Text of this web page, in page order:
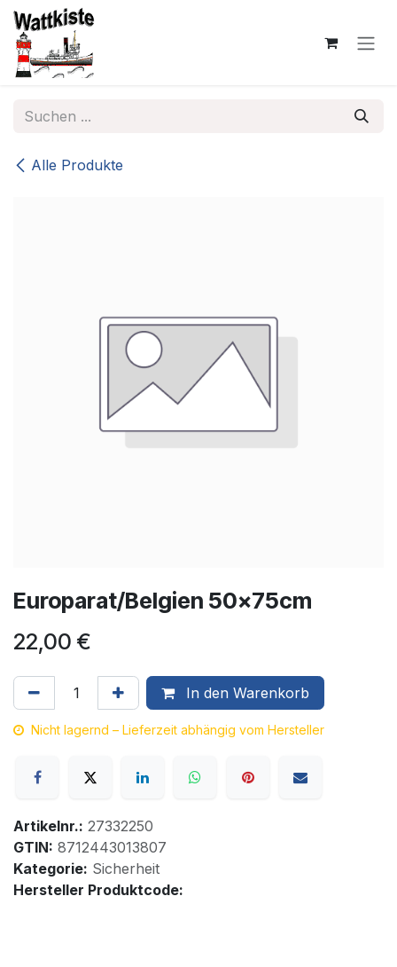
Zum Inhalt springen
Alle Produkte
Europarat/Belgien 50x75cm
22,00 €
In den Warenkorb
Nicht lagernd – Lieferzeit abhängig vom Hersteller
Artikelnr.: 27332250
GTIN: 8712443013807
Kategorie: Sicherheit
Hersteller Produktcode: